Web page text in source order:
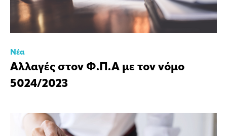
Νέα
Αλλαγές στον Φ.Π.Α με τον νόμο
5024/2023